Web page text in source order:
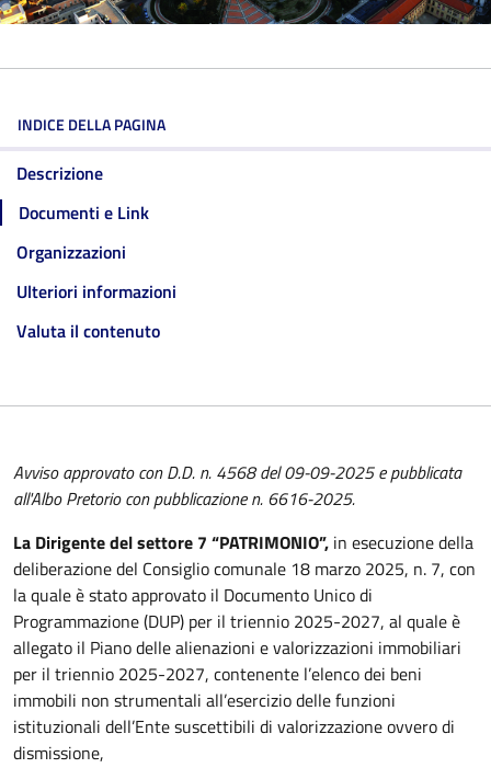
INDICE DELLA PAGINA
Descrizione
Documenti e Link
Organizzazioni
Ulteriori informazioni
Valuta il contenuto
Avviso approvato con D.D. n. 4568 del 09-09-2025 e pubblicata
all'Albo Pretorio con pubblicazione n. 6616-2025.
La Dirigente del settore 7 “PATRIMONIO”, in esecuzione della
deliberazione del Consiglio comunale 18 marzo 2025, n. 7, con
la quale è stato approvato il Documento Unico di
Programmazione (DUP) per il triennio 2025-2027, al quale è
allegato il Piano delle alienazioni e valorizzazioni immobiliari
per il triennio 2025-2027, contenente l’elenco dei beni
immobili non strumentali all’esercizio delle funzioni
istituzionali dell’Ente suscettibili di valorizzazione ovvero di
dismissione,